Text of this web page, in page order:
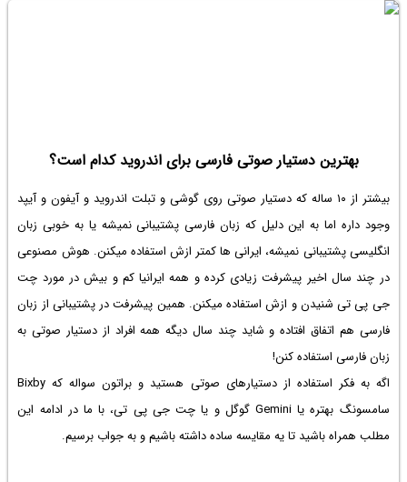
بهترین دستیار صوتی فارسی برای اندروید کدام است؟
بیشتر از ۱۰ ساله که دستیار صوتی روی گوشی و تبلت اندروید و آیفون و آیپد
وجود داره اما به این دلیل که زبان فارسی پشتیبانی نمیشه یا به خوبی زبان
انگلیسی پشتیبانی نمیشه، ایرانی ها کمتر ازش استفاده میکنن. هوش مصنوعی
در چند سال اخیر پیشرفت زیادی کرده و همه ایرانیا کم و بیش در مورد چت
جی پی تی شنیدن و ازش استفاده میکنن. همین پیشرفت در پشتیبانی از زبان
فارسی هم اتفاق افتاده و شاید چند سال دیگه همه افراد از دستیار صوتی به
زبان فارسی استفاده کنن!
اگه به فکر استفاده از دستیارهای صوتی هستید و براتون سواله که Bixby
سامسونگ بهتره یا Gemini گوگل و یا چت جی پی تی، با ما در ادامه این
مطلب همراه باشید تا یه مقایسه ساده داشته باشیم و به جواب برسیم.